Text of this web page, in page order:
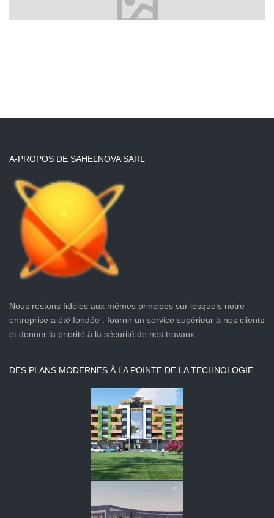
A-PROPOS DE SAHELNOVA SARL
Nous restons fidèles aux mêmes principes sur lesquels notre
entreprise a été fondée : fournir un service supérieur à nos clients
et donner la priorité à la sécurité de nos travaux.
DES PLANS MODERNES À LA POINTE DE LA TECHNOLOGIE